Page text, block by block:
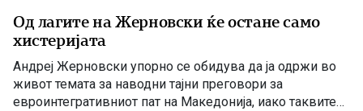
Од лагите на Жерновски ќе остане само
хистеријата
Андреј Жерновски упорно се обидува да ја одржи во
живот темата за наводни тајни преговори за
евроинтегративниот пат на Македонија, иако таквите